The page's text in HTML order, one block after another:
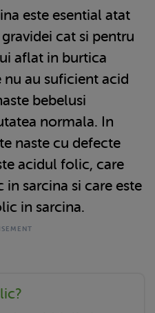
este esential atat
cat si pentru
aflat in burtica
nu au suficient acid
bebelusi
normala. In
naste cu defecte
acidul folic, care
sarcina si care este
in sarcina.